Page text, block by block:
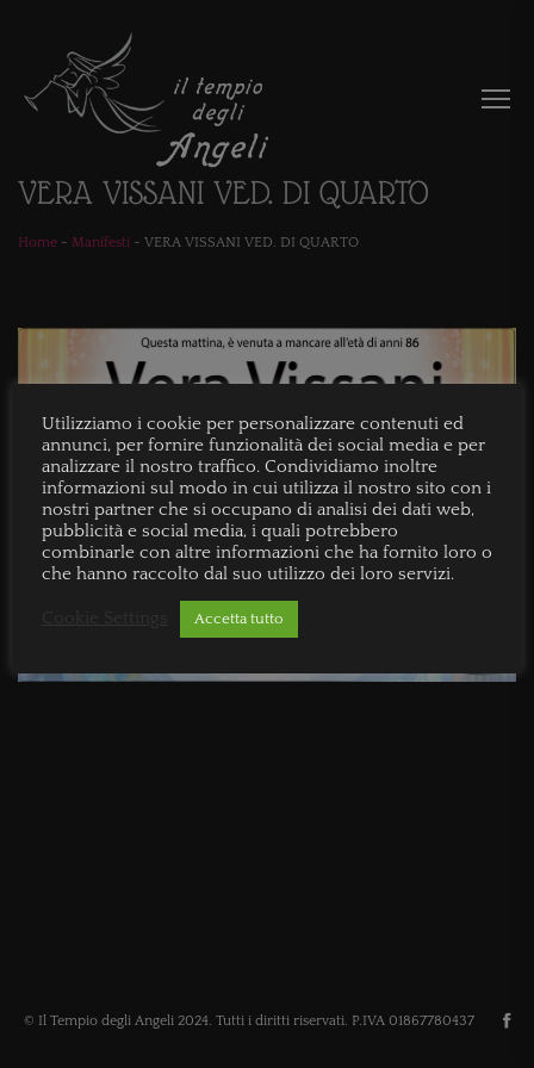
VERA VISSANI VED. DI QUARTO
Home - Manifesti - VERA VISSANI VED. DI QUARTO
© Il Tempio degli Angeli 2024. Tutti i diritti riservati. P.IVA 01867780437
Utilizziamo i cookie per personalizzare contenuti ed
annunci, per fornire funzionalità dei social media e per
analizzare il nostro traffico. Condividiamo inoltre
informazioni sul modo in cui utilizza il nostro sito con i
nostri partner che si occupano di analisi dei dati web,
pubblicità e social media, i quali potrebbero
combinarle con altre informazioni che ha fornito loro o
che hanno raccolto dal suo utilizzo dei loro servizi.
Accetta tutto